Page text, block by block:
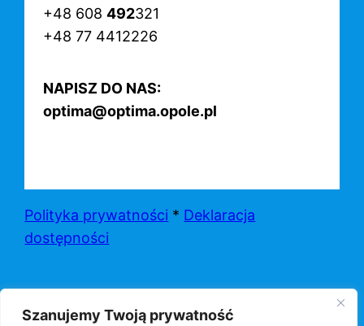
Szanujemy Twoją prywatność
+48 608 492321
+48 77 4412226
NAPISZ DO NAS:
optima@optima.opole.pl
Polityka prywatności * Deklaracja
dostępności